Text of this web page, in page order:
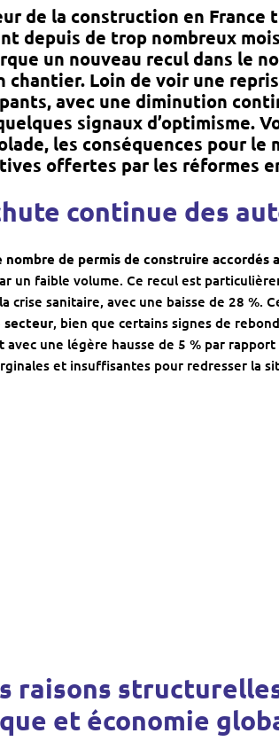
de la construction en France
depuis de trop nombreux
un nouveau recul dans le
chantier. Loin de voir une
avec une diminution
signaux d’optimisme.
les conséquences pour le
offertes par les réformes
continue des
nombre de permis de construire accordés
un faible volume. Ce recul est
crise sanitaire, avec une baisse de 28 %.
secteur, bien que certains signes de
avec une légère hausse de 5 % par
et insuffisantes pour redresser la
raisons
et économie